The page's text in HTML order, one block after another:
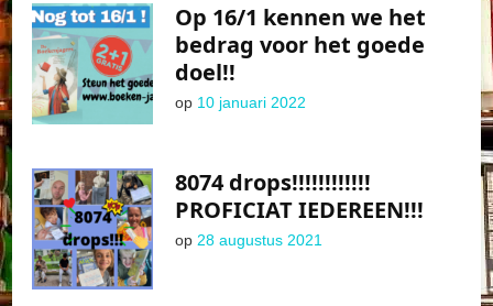
Op 16/1 kennen we het
bedrag voor het goede
doel!!
op 10 januari 2022
8074 drops!!!!!!!!!!!!
PROFICIAT IEDEREEN!!!
op 28 augustus 2021